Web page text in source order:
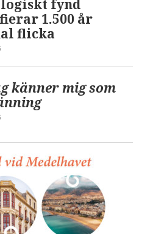
fynd
1.500 år
flicka
känner mig som